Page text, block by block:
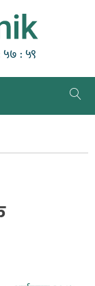
५८ : ००